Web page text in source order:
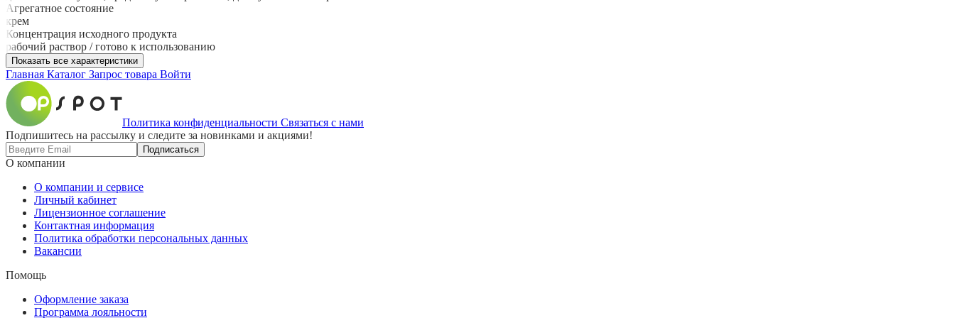
Агрегатное состояние
крем
Концентрация исходного продукта
рабочий раствор / готово к использованию
Показать все характеристики
Главная Каталог Запрос товара Войти
Политика конфиденциальности Связаться с нами
Подпишитесь на рассылку и следите за новинками и акциями!
Подписаться
О компании
О компании и сервисе
Личный кабинет
Лицензионное соглашение
Контактная информация
Политика обработки персональных данных
Вакансии
Помощь
Оформление заказа
Программа лояльности